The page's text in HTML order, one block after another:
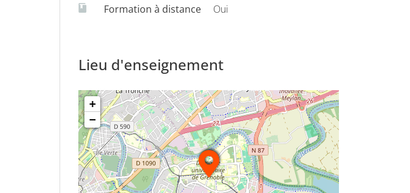
Formation à distance Oui
Lieu d'enseignement
+
−